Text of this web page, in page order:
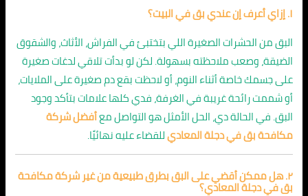
١. إزاي أعرف إن عندي بق في البيت؟
البق من الحشرات الصغيرة اللي بتختبئ في الفراش، الأثاث، والشقوق
الضيقة، وصعب ملاحظته بسهولة. لكن لو بدأت تلاقي لدغات صغيرة
على جسمك خاصة أثناء النوم، أو لاحظت بقع دم صغيرة على الملايات،
أو شممت رائحة غريبة في الغرفة، فدي كلها علامات بتأكد وجود
البق. في الحالة دي، الحل الأمثل هو التواصل معأفضل شركة
مكافحة بق في دجلة المعاديللقضاء عليه نهائيًا.
٢. هل ممكن أقضي على البق بطرق طبيعية من غير شركة مكافحة
بق في دجلة المعادي؟